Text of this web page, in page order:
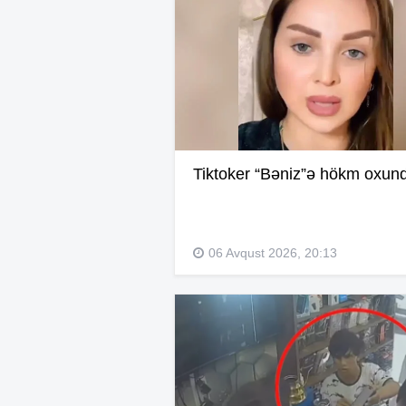
Tiktoker “Bəniz”ə hökm
06 Avqust 2026, 20:13